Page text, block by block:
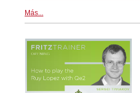
Más...